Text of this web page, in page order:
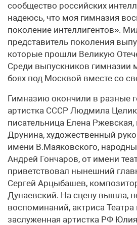
сообщество российских
надеюсь, что моя гимназия
поколение интеллигентов».
представитель поколения
которые прошли Великую
Среди выпускников гимназии
боях под Москвой вместе со
Гимназию окончили в разные
артистка СССР Людмила
писательница Елена
Друнина, художественный
имени В.Маяковского,
Андрей Гончаров, от имени
приветствовал нынешний
Сергей Арцыбашев,
Дунаевский. На сцену вышла,
воспоминаний, актриса
заслуженная артистка РФ Юлия